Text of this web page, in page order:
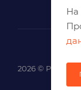
2026 ©
На